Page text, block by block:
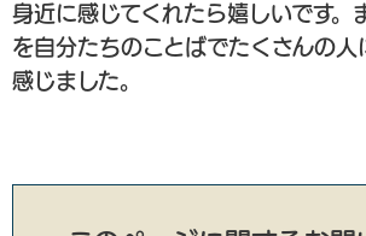
身近に感じてくれたら嬉しいです。
を自分たちのことばでたくさんの人
感じました。